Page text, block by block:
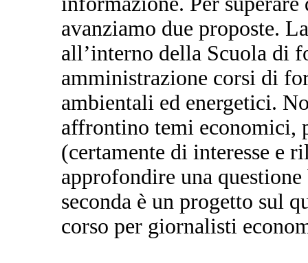
avanziamo due proposte.
all’interno della Scuola di
amministrazione corsi di
ambientali ed energetici.
affrontino temi
(certamente di interesse e
approfondire una
seconda è un progetto sul
corso per giornalisti